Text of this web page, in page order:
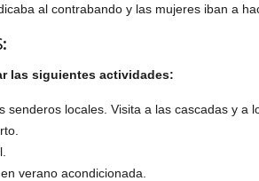
al contrabando y las mujeres iban a
las siguientes actividades:
senderos locales. Visita a las cascadas y a
verano acondicionada.